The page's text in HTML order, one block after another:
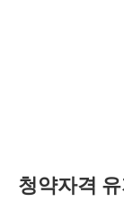
청약자격